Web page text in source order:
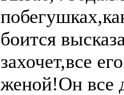
боится
захочет,все
женой!Он все